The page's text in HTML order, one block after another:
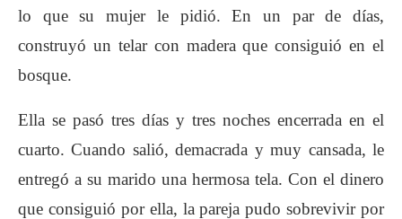
lo que su mujer le pidió. En un par de días,
construyó un telar con madera que consiguió en el
bosque.
Ella se pasó tres días y tres noches encerrada en el
cuarto. Cuando salió, demacrada y muy cansada, le
entregó a su marido una hermosa tela. Con el dinero
que consiguió por ella, la pareja pudo sobrevivir por